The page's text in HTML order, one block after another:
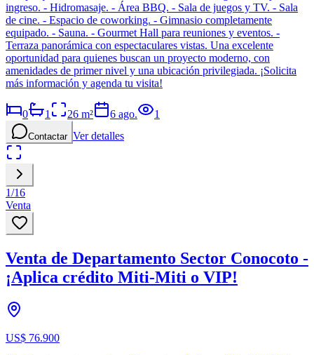
ingreso. - Hidromasaje. - Área BBQ. - Sala de juegos y TV. - Sala
de cine. - Espacio de coworking. - Gimnasio completamente
equipado. - Sauna. - Gourmet Hall para reuniones y eventos. -
Terraza panorámica con espectaculares vistas. Una excelente
oportunidad para quienes buscan un proyecto moderno, con
amenidades de primer nivel y una ubicación privilegiada. ¡Solicita
más información y agenda tu visita!
0 1 26 m² 6 ago. 1
Contactar Ver detalles
1/16
Venta
Venta de Departamento Sector Conocoto -
¡Aplica crédito Miti-Miti o VIP!
US$ 76.900